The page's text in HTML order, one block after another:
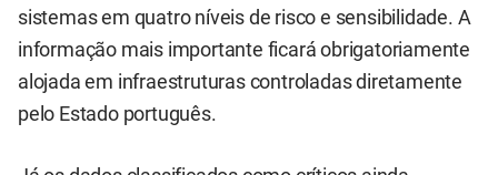
sistemas em quatro níveis de risco e sensibilidade. A
informação mais importante ficará obrigatoriamente
alojada em infraestruturas controladas diretamente
pelo Estado português.